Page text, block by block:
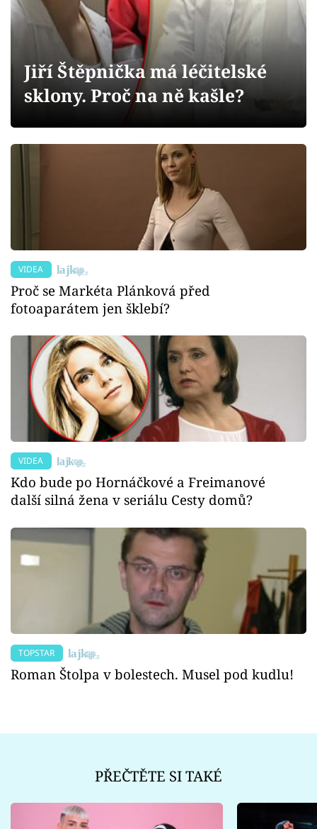
Videa
Sledujte prima+
Sledujte nás
Jiří Štěpnička má léčitelské
sklony. Proč na ně kašle?
VIDEA
Proč se Markéta Plánková před
fotoaparátem jen šklebí?
VIDEA
Kdo bude po Hornáčkové a Freimanové
další silná žena v seriálu Cesty domů?
TOPSTAR
Roman Štolpa v bolestech. Musel pod kudlu!
PŘEČTĚTE SI TAKÉ